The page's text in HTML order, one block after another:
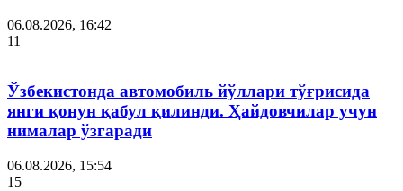
06.08.2026, 16:42
11
Ўзбекистонда автомобиль йўллари тўғрисида
янги қонун қабул қилинди. Ҳайдовчилар учун
нималар ўзгаради
06.08.2026, 15:54
15